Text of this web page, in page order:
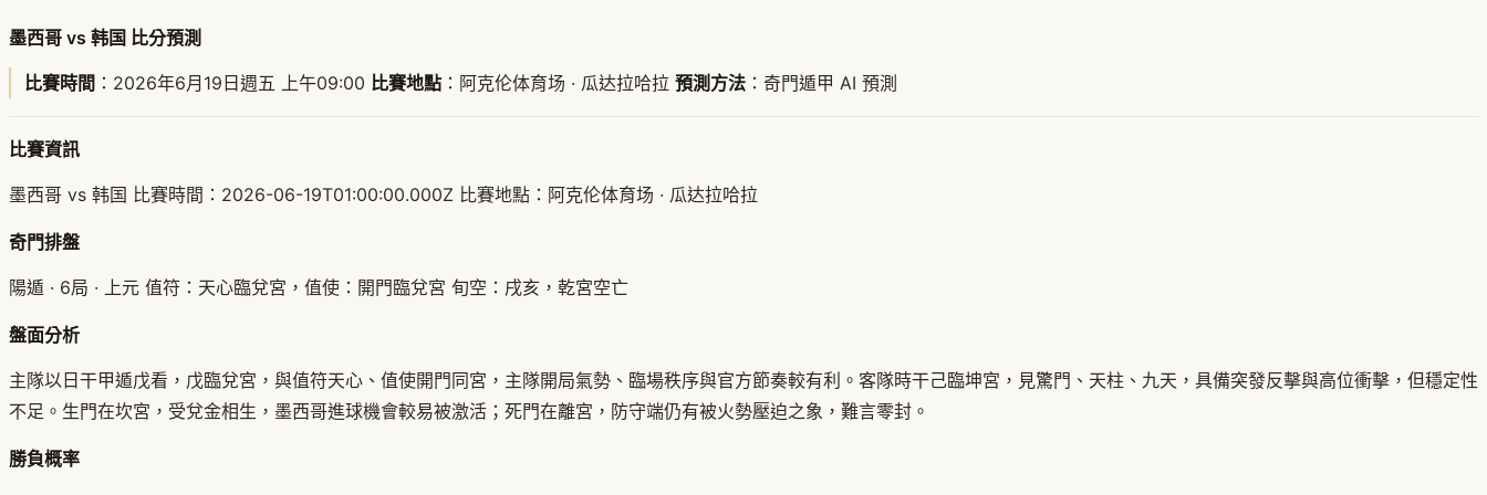
墨西哥 vs 韩国 比分預測
比賽時間 ：2026年6月19日週五 上午09:00 比賽地點 ：阿克伦体育场 · 瓜达拉哈拉 預測方法 ：奇門遁甲 AI 預測
比賽資訊
墨西哥 vs 韩国 比賽時間：2026-06-19T01:00:00.000Z 比賽地點：阿克伦体育场 · 瓜达拉哈拉
奇門排盤
陽遁 · 6局 · 上元 值符：天心臨兌宮，值使：開門臨兌宮 旬空：戌亥，乾宮空亡
盤面分析
主隊以日干甲遁戊看，戊臨兌宮，與值符天心、值使開門同宮，主隊開局氣勢、臨場秩序與官方節奏較有利。客隊時干己臨坤宮，見驚門、天柱、九天，具備突發反擊與高位衝擊，但穩定性
不足。生門在坎宮，受兌金相生，墨西哥進球機會較易被激活；死門在離宮，防守端仍有被火勢壓迫之象，難言零封。
勝負概率